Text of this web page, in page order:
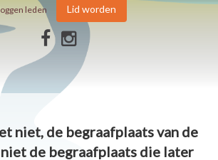
leden Lid worden
niet, de begraafplaats van de
de begraafplaats die later